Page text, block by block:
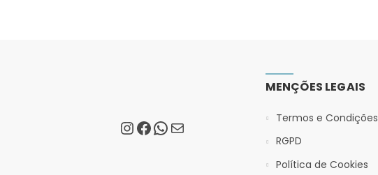
MENÇÕES LEGAIS
Termos e Condições
RGPD
Política de Cookies